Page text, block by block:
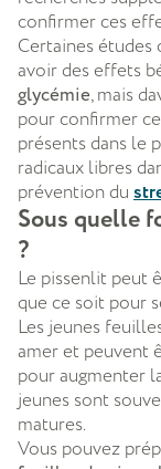
confirmer ces
Certaines
avoir des effets
glycémie, mais
pour confirmer
présents dans le
radicaux libres
prévention du
Sous quelle
?
Le pissenlit peut
que ce soit pour
Les jeunes
amer et peuvent
pour augmenter
jeunes sont
matures.
Vous pouvez